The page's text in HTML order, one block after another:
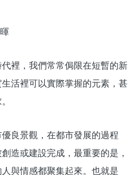
，我們常常侷限在短暫的新
活裡可以實際掌握的元素，甚
景觀，在都市發展的過程
造或建設完成，最重要的是，
與情感都聚集起來。也就是